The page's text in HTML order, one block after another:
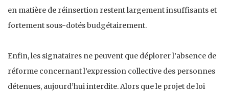
en matière de réinsertion restent largement insuffisants et
fortement sous-dotés budgétairement.
Enfin, les signataires ne peuvent que déplorer l’absence de
réforme concernant l’expression collective des personnes
détenues, aujourd’hui interdite. Alors que le projet de loi